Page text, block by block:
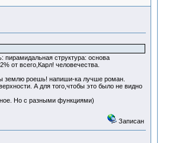
пирамидальная структура: основа
от всего,Карл! человечества.
землю роешь! напиши-ка лучше роман.
А для того,чтобы это было не видно
Но с разными функциями)
Записан